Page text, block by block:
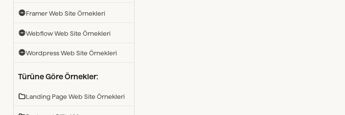
Framer Web Site Örnekleri
Webflow Web Site Örnekleri
Wordpress Web Site Örnekleri
Türüne Göre Örnekler:
Landing Page Web Site Örnekleri